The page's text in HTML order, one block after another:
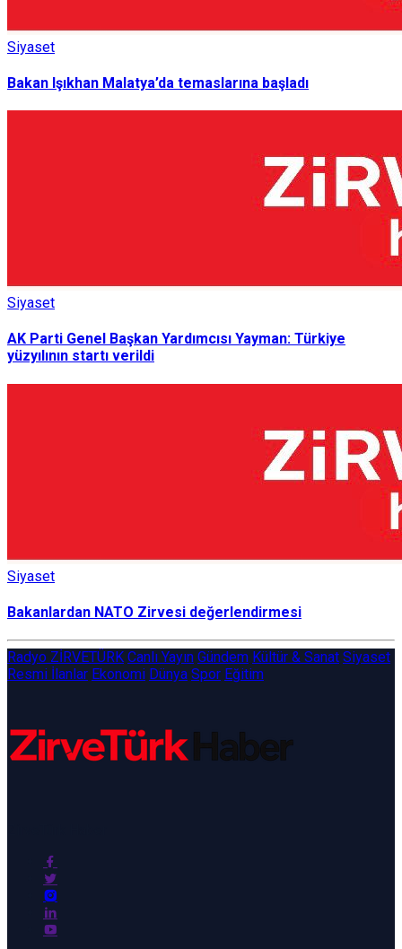
Siyaset
Bakan Işıkhan Malatya’da temaslarına başladı
Siyaset
AK Parti Genel Başkan Yardımcısı Yayman: Türkiye
yüzyılının startı verildi
Siyaset
Bakanlardan NATO Zirvesi değerlendirmesi
Radyo ZİRVETÜRK Canlı Yayın Gündem Kültür & Sanat Siyaset
Resmi İlanlar Ekonomi Dünya Spor Eğitim